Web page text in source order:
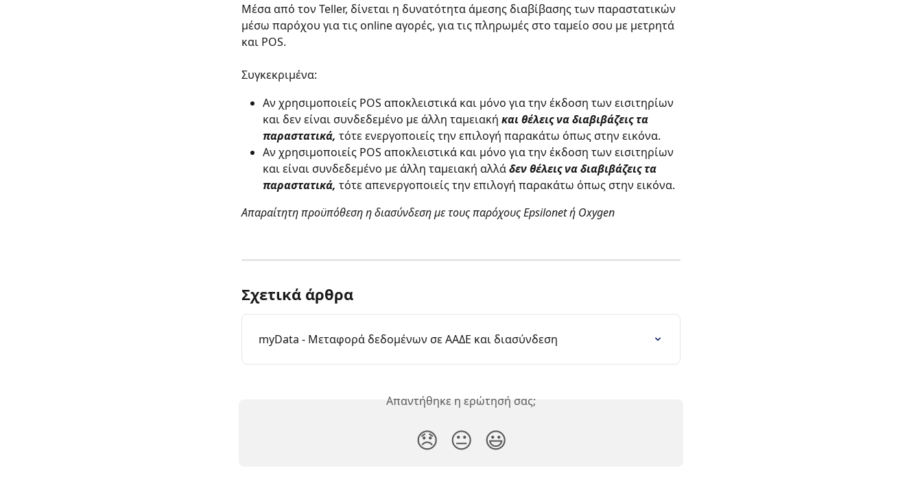
Μέσα από τον Teller, δίνεται η δυνατότητα άμεσης διαβίβασης των παραστατικών
μέσω παρόχου για τις online αγορές, για τις πληρωμές στο ταμείο σου με μετρητά
και POS.
Συγκεκριμένα:
Αν χρησιμοποιείς POS αποκλειστικά και μόνο για την έκδοση των εισιτηρίων
και δεν είναι συνδεδεμένο με άλλη ταμειακή και θέλεις να διαβιβάζεις τα
παραστατικά, τότε ενεργοποιείς την επιλογή παρακάτω όπως στην εικόνα.
Αν χρησιμοποιείς POS αποκλειστικά και μόνο για την έκδοση των εισιτηρίων
και είναι συνδεδεμένο με άλλη ταμειακή αλλά δεν θέλεις να διαβιβάζεις τα
παραστατικά, τότε απενεργοποιείς την επιλογή παρακάτω όπως στην εικόνα.
Απαραίτητη προϋπόθεση η διασύνδεση με τους παρόχους Epsilonet ή Oxygen
Σχετικά άρθρα
myData - Μεταφορά δεδομένων σε ΑΑΔΕ και διασύνδεση
Απαντήθηκε η ερώτησή σας;
😞 😐 😃